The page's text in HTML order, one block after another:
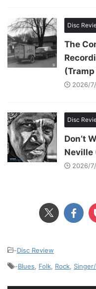
Disc
The
2026/
Disc
Don’t
Neville
2026/
-Disc Review
-Blues Folk Rock